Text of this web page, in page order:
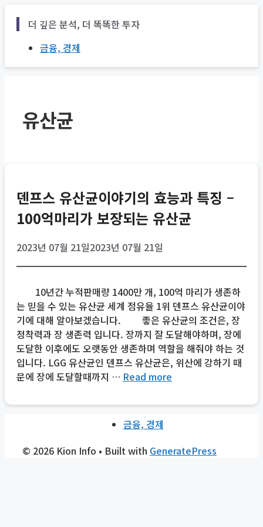
더 깊은 분석, 더 똑똑한 투자
금융, 경제
유산균
덴프스 유산균이야기의 효능과 특징 –
100억마리가 보장되는 유산균
2023년 07월 21일2023년 07월 21일
10년간 누적판매량 1400만 개, 100억 마리가 생존하
는 믿을 수 있는 유산균 세계 점유율 1위 덴프스 유산균이야
기에 대해 알아보겠습니다. 좋은 유산균의 조건은, 장
정착력과 장 생존력 입니다. 장까지 잘 도달해야하며, 장에
도달한 이후에도 오랫동안 생존하며 역할을 해줘야 하는 것
입니다. LGG 유산균인 덴프스 유산균은, 위산에 강하기 때
문에 장에 도달할때까지 … Read more
금융, 경제
© 2026 Kion Info • Built with GeneratePress